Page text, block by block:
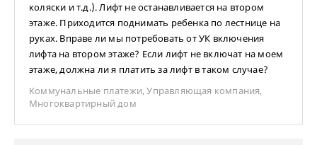
коляски и т.д.). Лифт не останавливается на втором
этаже. Приходится поднимать ребенка по лестнице на
руках. Вправе ли мы потребовать от УК включения
лифта на втором этаже? Если лифт не включат на моем
этаже, должна ли я платить за лифт в таком случае?
Коммунальные платежи,Управляющая компания,
Многоквартирный дом